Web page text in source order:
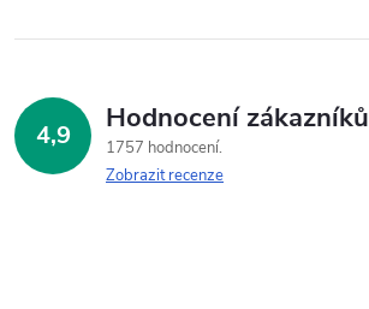
4,9 Hodnocení zákazníků
1757 hodnocení
Zobrazit recenze